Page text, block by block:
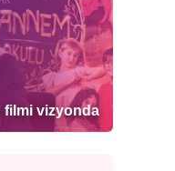
filmi vizyonda